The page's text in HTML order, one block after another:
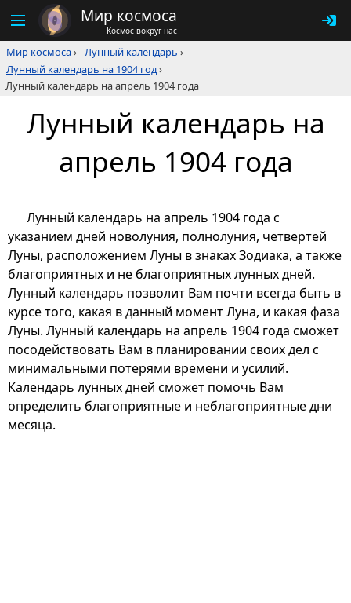
Мир космоса
Космос вокруг нас
Мир космоса› Лунный календарь ›
Лунный календарь на 1904 год›
Лунный календарь на апрель 1904 года
Лунный календарь на
апрель 1904 года
Лунный календарь на апрель 1904 года с
указанием дней новолуния, полнолуния, четвертей
Луны, расположением Луны в знаках Зодиака, а также
благоприятных и не благоприятных лунных дней.
Лунный календарь позволит Вам почти всегда быть в
курсе того, какая в данный момент Луна, и какая фаза
Луны. Лунный календарь на апрель 1904 года сможет
посодействовать Вам в планировании своих дел с
минимальными потерями времени и усилий.
Календарь лунных дней сможет помочь Вам
определить благоприятные и неблагоприятные дни
месяца.